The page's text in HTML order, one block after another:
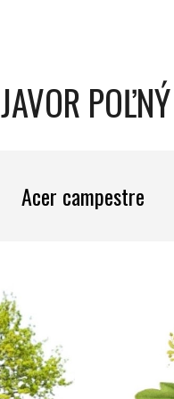
JAVOR POĽNÝ
Acer campestre